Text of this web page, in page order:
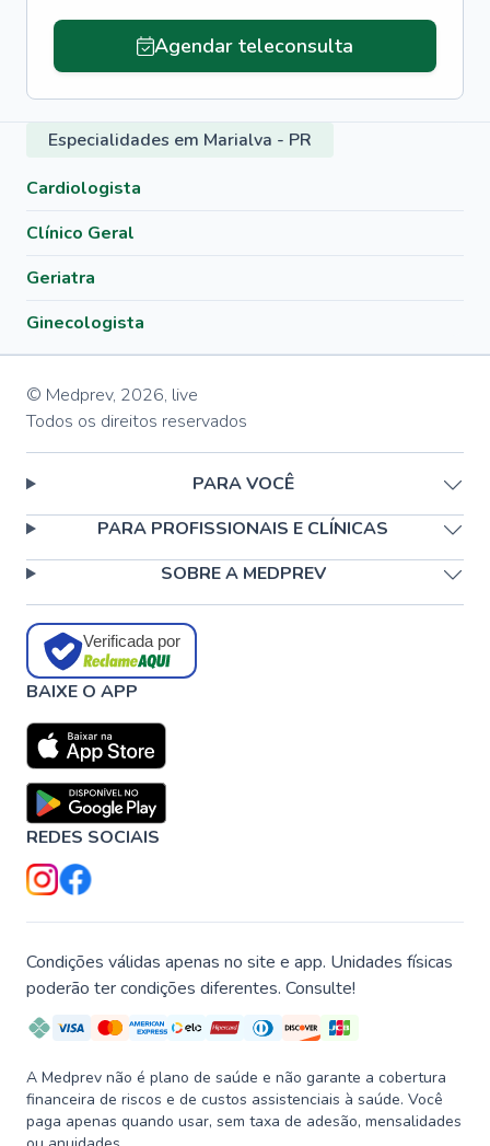
Agendar teleconsulta
Especialidades em Marialva - PR
Cardiologista
Clínico Geral
Geriatra
Ginecologista
© Medprev, 2026, live
Todos os direitos reservados
PARA VOCÊ
PARA PROFISSIONAIS E CLÍNICAS
SOBRE A MEDPREV
Verificada por
BAIXE O APP
REDES SOCIAIS
Condições válidas apenas no site e app. Unidades físicas
poderão ter condições diferentes. Consulte!
A Medprev não é plano de saúde e não garante a cobertura
financeira de riscos e de custos assistenciais à saúde. Você
paga apenas quando usar, sem taxa de adesão, mensalidades